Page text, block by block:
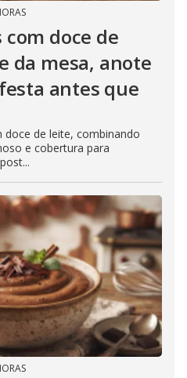
com doce de
da mesa, anote
antes que
doce de leite, combinando
e cobertura para